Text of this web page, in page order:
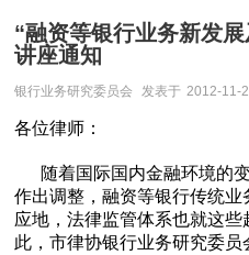
“融资等银行业务新发
讲座通知
银行业务研究委员会 发表于 2012-11-
各位律师：
随着国际国内金融环境的
作出调整，融资等银行传统
应地，法律监管体系也就这
此，市律协银行业务研究委